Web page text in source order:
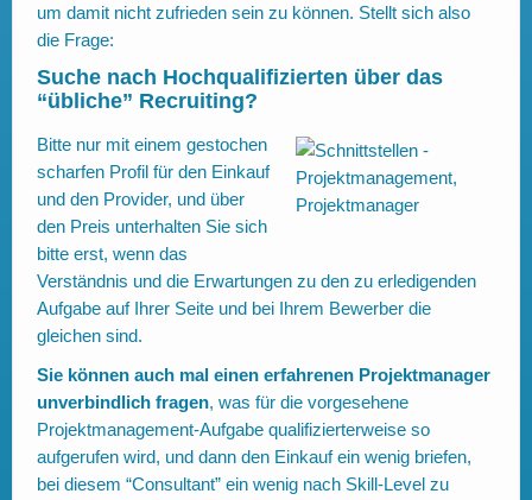
um damit nicht zufrieden sein zu können. Stellt sich also
die Frage:
Suche nach Hochqualifizierten über das
“übliche” Recruiting?
Bitte nur mit einem gestochen
scharfen Profil für den Einkauf
und den Provider, und über
den Preis unterhalten Sie sich
bitte erst, wenn das
Verständnis und die Erwartungen zu den zu erledigenden
Aufgabe auf Ihrer Seite und bei Ihrem Bewerber die
gleichen sind.
Sie können auch mal einen erfahrenen Projektmanager
unverbindlich fragen, was für die vorgesehene
Projektmanagement-Aufgabe qualifizierterweise so
aufgerufen wird, und dann den Einkauf ein wenig briefen,
bei diesem “Consultant” ein wenig nach Skill-Level zu